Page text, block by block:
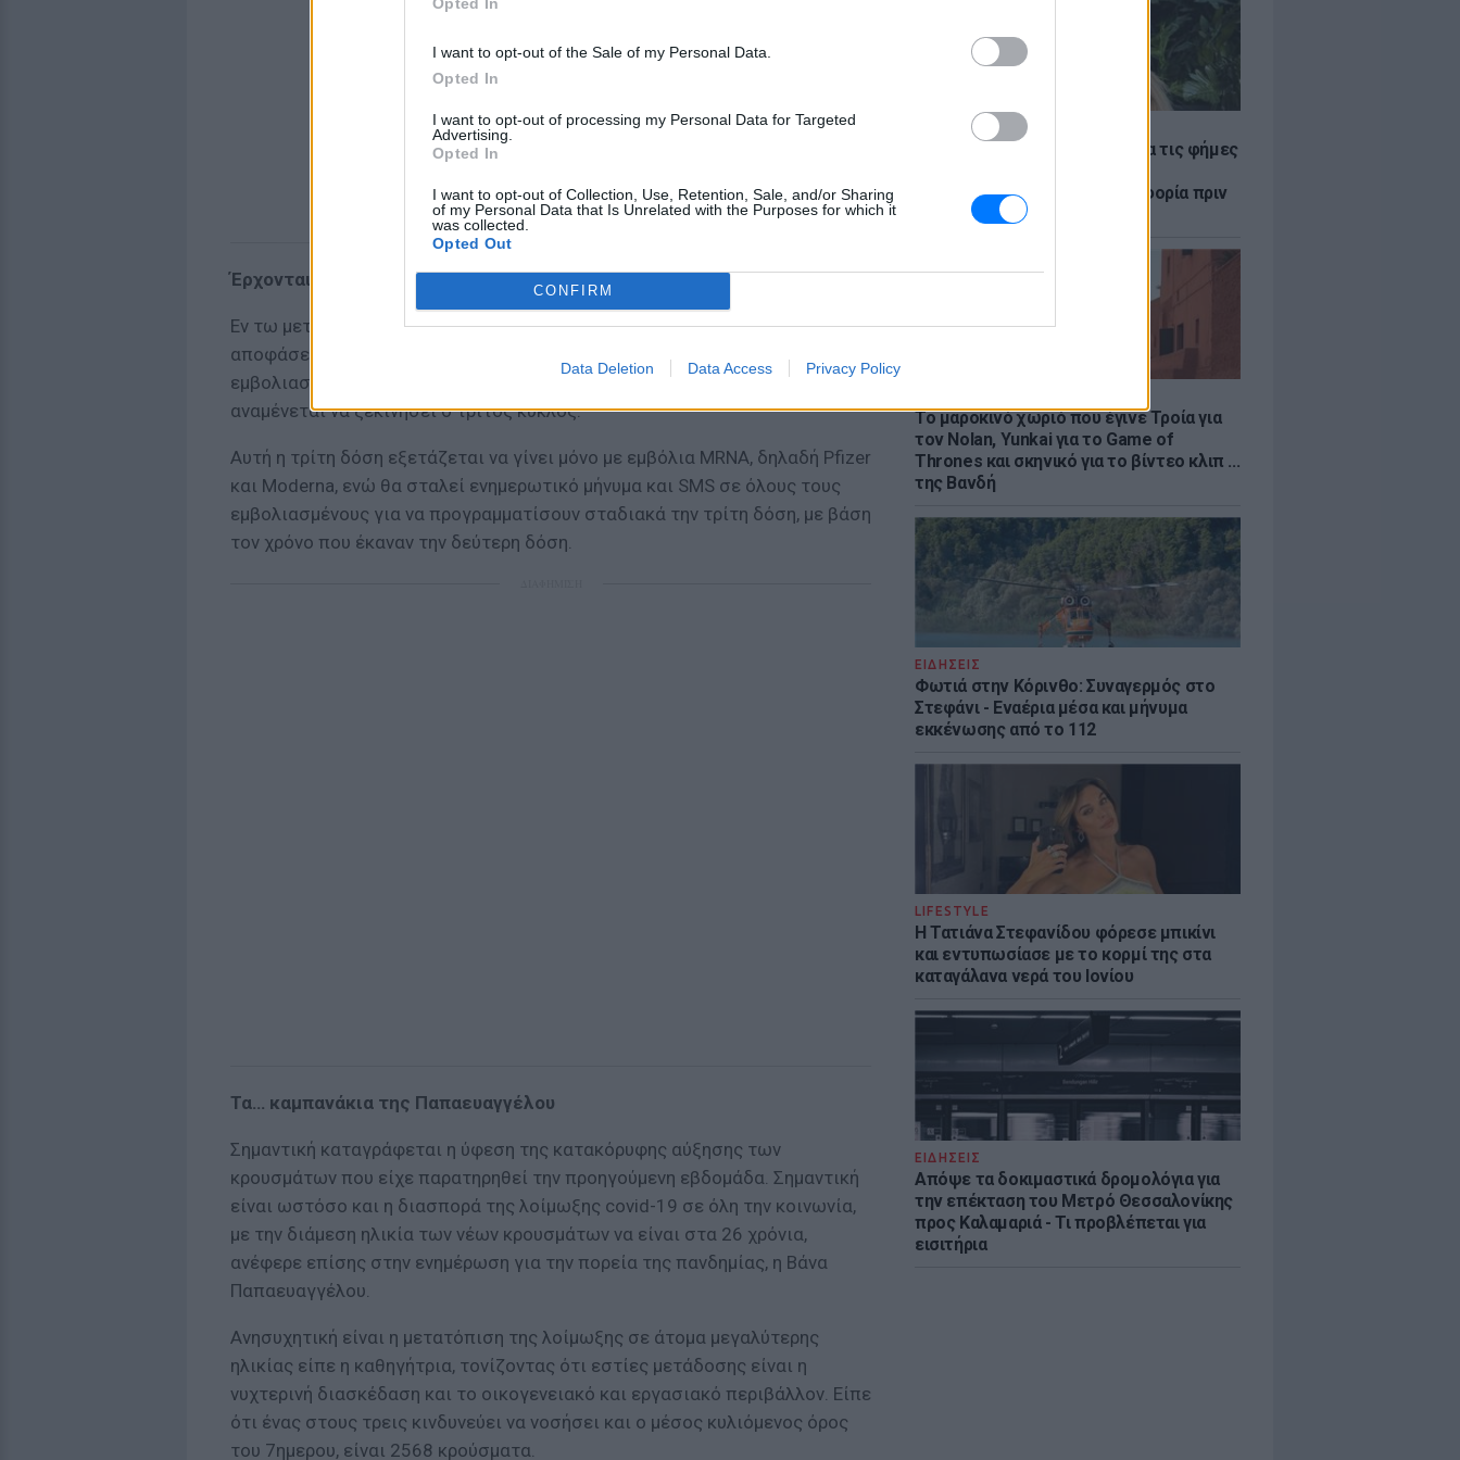
I want to opt-out of the Sale of my Personal Data.
Opted In
I want to opt-out of processing my Personal Data for Targeted
Advertising.
Opted In
I want to opt-out of Collection, Use, Retention, Sale, and/or Sharing
of my Personal Data that Is Unrelated with the Purposes for which it
was collected.
Opted Out
CONFIRM
Data Deletion Data Access Privacy Policy
LIFESTYLE
Η Ελένη Βουλγαράκη ξεσπά για τις φήμες
«Διασταυρώστε καμία πληροφορία πριν
εκτοξεύσετε τη βλακεία σας»
Το μαροκινό χωριό που έγινε Τροία για
τον Nolan, Yunkai για το Game of
Thrones και σκηνικό για το βίντεο κλιπ ...
της Βανδή
ΕΙΔΗΣΕΙΣ
Φωτιά στην Κόρινθο: Συναγερμός στο
Στεφάνι - Εναέρια μέσα και μήνυμα
εκκένωσης από το 112
LIFESTYLE
Η Τατιάνα Στεφανίδου φόρεσε μπικίνι
και εντυπωσίασε με το κορμί της στα
καταγάλανα νερά του Ιονίου
ΕΙΔΗΣΕΙΣ
Απόψε τα δοκιμαστικά δρομολόγια για
την επέκταση του Μετρό Θεσσαλονίκης
προς Καλαμαριά - Τι προβλέπεται για
εισιτήρια
Έρχονται SMS για τρίτη δόση από Σεπτέμβριο
Εν τω μεταξύ, τις επόμενες ημέρες αναμένεται να κλειδώσουν οι
αποφάσεις της Επιτροπής Εμβολιασμού σχετικά με την τρίτη δόση
εμβολιασμού και τον Σεπτέμβριο σύμφωνα με ρεπορτάζ του Star
αναμένεται να ξεκινήσει ο τρίτος κύκλος.
Αυτή η τρίτη δόση εξετάζεται να γίνει μόνο με εμβόλια MRNA, δηλαδή Pfizer
και Moderna, ενώ θα σταλεί ενημερωτικό μήνυμα και SMS σε όλους τους
εμβολιασμένους για να προγραμματίσουν σταδιακά την τρίτη δόση, με βάση
τον χρόνο που έκαναν την δεύτερη δόση.
Τα… καμπανάκια της Παπαευαγγέλου
Σημαντική καταγράφεται η ύφεση της κατακόρυφης αύξησης των
κρουσμάτων που είχε παρατηρηθεί την προηγούμενη εβδομάδα. Σημαντική
είναι ωστόσο και η διασπορά της λοίμωξης covid-19 σε όλη την κοινωνία,
με την διάμεση ηλικία των νέων κρουσμάτων να είναι στα 26 χρόνια,
ανέφερε επίσης στην ενημέρωση για την πορεία της πανδημίας, η Βάνα
Παπαευαγγέλου.
Ανησυχητική είναι η μετατόπιση της λοίμωξης σε άτομα μεγαλύτερης
ηλικίας είπε η καθηγήτρια, τονίζοντας ότι εστίες μετάδοσης είναι η
νυχτερινή διασκέδαση και το οικογενειακό και εργασιακό περιβάλλον. Είπε
ότι ένας στους τρεις κινδυνεύει να νοσήσει και ο μέσος κυλιόμενος όρος
του 7ημερου, είναι 2568 κρούσματα.